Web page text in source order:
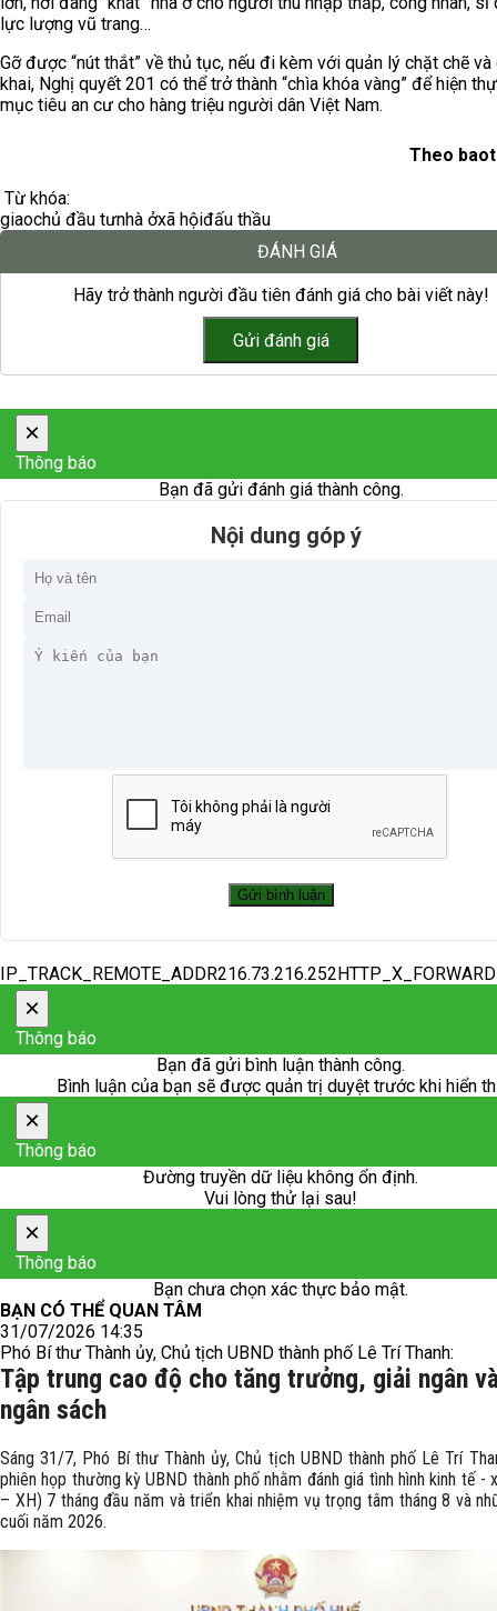
lực lượng vũ trang…
Gỡ được “nút thắt” về thủ tục, nếu đi kèm với quản lý chặt chẽ và
khai, Nghị quyết 201 có thể trở thành “chìa khóa vàng” để hiện
mục tiêu an cư cho hàng triệu người dân Việt Nam.
Theo
Từ khóa:
giaochủ đầu tưnhà ởxã hộiđấu thầu
ĐÁNH GIÁ
Hãy trở thành người đầu tiên đánh giá cho bài viết này!
×
Thông báo
Bạn đã gửi đánh giá thành công.
Nội dung góp ý
×
Thông báo
Bạn đã gửi bình luận thành công.
Bình luận của bạn sẽ được quản trị duyệt trước khi hiển
×
Thông báo
Đường truyền dữ liệu không ổn định.
Vui lòng thử lại sau!
×
Thông báo
Bạn chưa chọn xác thực bảo mật.
BẠN CÓ THỂ QUAN TÂM
31/07/2026 14:35
Phó Bí thư Thành ủy, Chủ tịch UBND thành phố Lê Trí Thanh:
Tập trung cao độ cho tăng trưởng, giải ngân
ngân sách
Sáng 31/7, Phó Bí thư Thành ủy, Chủ tịch UBND thành phố Lê Trí
phiên họp thường kỳ UBND thành phố nhằm đánh giá tình hình kinh tế -
– XH) 7 tháng đầu năm và triển khai nhiệm vụ trọng tâm tháng 8 và
cuối năm 2026.